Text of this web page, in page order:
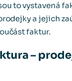
to vystavená
a jejich
faktur.
–